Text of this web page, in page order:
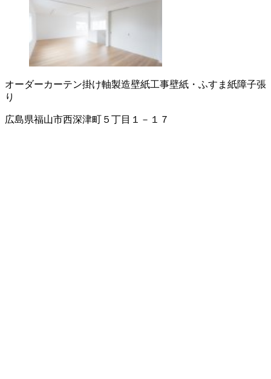
オーダーカーテン掛け軸製造壁紙工事壁紙・ふすま紙障子張
り
広島県福山市西深津町５丁目１－１７